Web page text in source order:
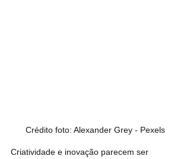
Crédito foto: Alexander Grey - Pexels
Criatividade e inovação parecem ser